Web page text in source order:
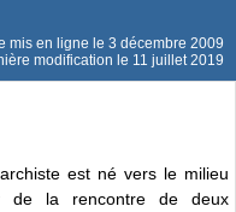
mis en ligne le 3 décembre 2009
modification le 11 juillet 2019
est né vers le milieu
de la rencontre de deux